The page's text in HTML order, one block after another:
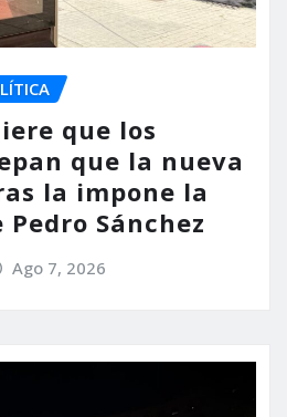
que los
que la nueva
la impone la
Pedro Sánchez
Ago 7, 2026